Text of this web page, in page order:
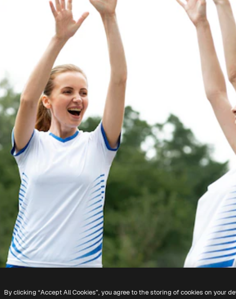
By clicking “Accept All Cookies”, you agree to the storing of cookies on your